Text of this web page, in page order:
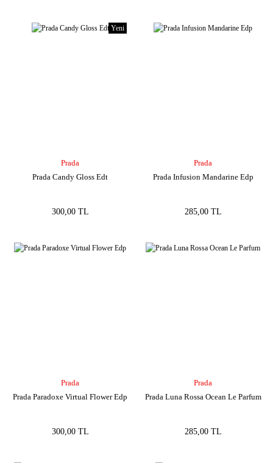
Yeni
Prada
Prada Candy Gloss Edt
300,00 TL
Prada
Prada Infusion Mandarine Edp
285,00 TL
Prada
Prada Paradoxe Virtual Flower Edp
300,00 TL
Prada
Prada Luna Rossa Ocean Le Parfum
285,00 TL